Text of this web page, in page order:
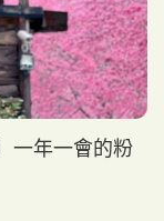
一年一會的粉